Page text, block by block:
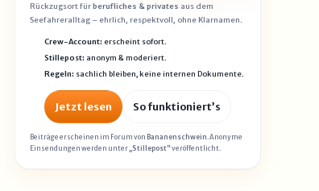
Rückzugsort fürberufliches & privates aus dem
Seefahreralltag – ehrlich, respektvoll, ohne Klarnamen.
Crew-Account:erscheint sofort.
Stillepost: anonym & moderiert.
Regeln: sachlich bleiben, keine internen Dokumente.
Jetzt lesen So funktioniert’s
Beiträge erscheinen im Forum von Bananenschwein. Anonyme
Einsendungen werden unter„Stillepost“veröffentlicht.